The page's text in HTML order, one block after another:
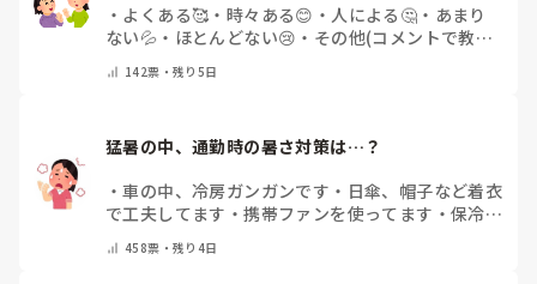
・ よくある🥰 ・ 時々ある😊 ・ 人による🤔 ・ あまり
ない💦 ・ ほとんどない😢 ・ その他(コメントで教え
142票・残り5日
猛暑の中、通勤時の暑さ対策は…？
・車の中、冷房ガンガンです ・ 日傘、帽子など着衣
で工夫してます ・携帯ファンを使ってます ・ 保冷剤
ん ・その他（コメントで教えて下さい）
458票・残り4日